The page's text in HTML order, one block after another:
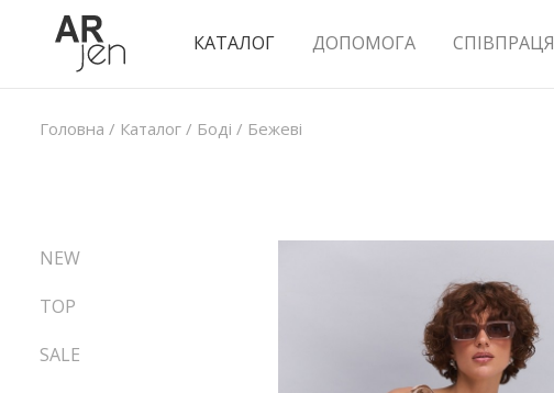
КАТАЛОГ ДОПОМОГА СПІВПРАЦЯ
Головна / Каталог / Боді / Бежеві
NEW
TOP
SALE